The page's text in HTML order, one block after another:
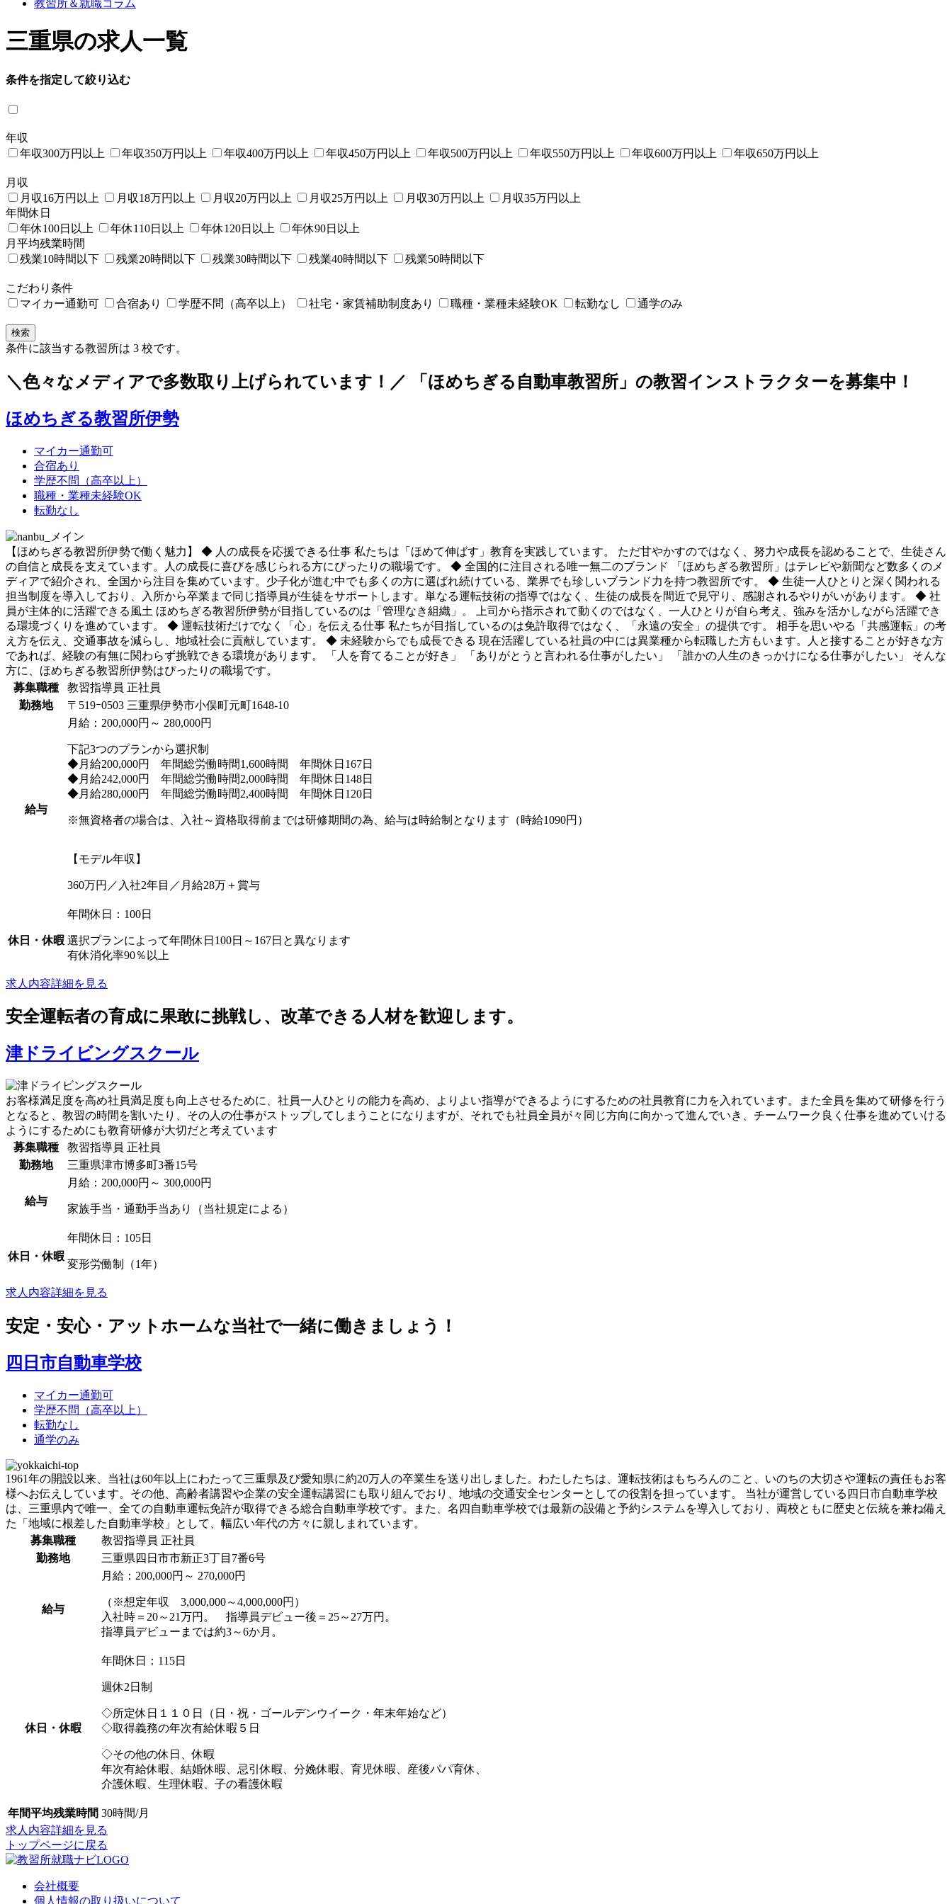
教習所＆就職コラム
三重県の求人一覧
条件を指定して絞り込む
年収
年収300万円以上
年収350万円以上 年収400万円以上 年収450万円以上 年収500万円以上 年収550万円以上 年収600万円以上 年収650万円以上
月収
月収16万円以上
月収18万円以上 月収20万円以上 月収25万円以上 月収30万円以上
月収35万円以上
年間休日
年休100日以上
年休110日以上 年休120日以上
年休90日以上
月平均残業時間
残業10時間以下
残業20時間以下 残業30時間以下 残業40時間以下 残業50時間以下
こだわり条件
マイカー通勤可
合宿あり 学歴不問（高卒以上） 社宅・家賃補助制度あり 職種・業種未経験OK 転勤なし 通学のみ
条件に該当する教習所は 3 校です。
＼色々なメディアで多数取り上げられています！／ 「ほめちぎる自動車教習所」の教習インストラクターを募集中！
ほめちぎる教習所伊勢
マイカー通勤可
合宿あり
学歴不問（高卒以上）
職種・業種未経験OK
転勤なし
【ほめちぎる教習所伊勢で働く魅力】 ◆ 人の成長を応援できる仕事 私たちは「ほめて伸ばす」教育を実践しています。 ただ甘やかすのではなく、努力や成長を認めることで、生徒さん
の自信と成長を支えています。人の成長に喜びを感じられる方にぴったりの職場です。 ◆ 全国的に注目される唯一無二のブランド 「ほめちぎる教習所」はテレビや新聞など数多くのメ
ディアで紹介され、全国から注目を集めています。少子化が進む中でも多くの方に選ばれ続けている、業界でも珍しいブランド力を持つ教習所です。 ◆ 生徒一人ひとりと深く関われる
担当制度を導入しており、入所から卒業まで同じ指導員が生徒をサポートします。単なる運転技術の指導ではなく、生徒の成長を間近で見守り、感謝されるやりがいがあります。 ◆ 社
員が主体的に活躍できる風土 ほめちぎる教習所伊勢が目指しているのは「管理なき組織」。 上司から指示されて動くのではなく、一人ひとりが自ら考え、強みを活かしながら活躍でき
る環境づくりを進めています。 ◆ 運転技術だけでなく「心」を伝える仕事 私たちが目指しているのは免許取得ではなく、「永遠の安全」の提供です。 相手を思いやる「共感運転」の考
え方を伝え、交通事故を減らし、地域社会に貢献しています。 ◆ 未経験からでも成長できる 現在活躍している社員の中には異業種から転職した方もいます。人と接することが好きな方
であれば、経験の有無に関わらず挑戦できる環境があります。 「人を育てることが好き」 「ありがとうと言われる仕事がしたい」 「誰かの人生のきっかけになる仕事がしたい」 そんな
方に、ほめちぎる教習所伊勢はぴったりの職場です。
募集職種
教習指導員 正社員
勤務地
〒519ｰ0503 三重県伊勢市小俣町元町1648-10
給与
月給：200,000円～ 280,000円
下記3つのプランから選択制
◆月給200,000円 年間総労働時間1,600時間 年間休日167日
◆月給242,000円 年間総労働時間2,000時間 年間休日148日
◆月給280,000円 年間総労働時間2,400時間 年間休日120日
※無資格者の場合は、入社～資格取得前までは研修期間の為、給与は時給制となります（時給1090円）
【モデル年収】
360万円／入社2年目／月給28万＋賞与
休日・休暇
年間休日：100日
選択プランによって年間休日100日～167日と異なります
有休消化率90％以上
求人内容詳細を見る
安全運転者の育成に果敢に挑戦し、改革できる人材を歓迎します。
津ドライビングスクール
お客様満足度を高め社員満足度も向上させるために、社員一人ひとりの能力を高め、よりよい指導ができるようにするための社員教育に力を入れています。また全員を集めて研修を行う
となると、教習の時間を割いたり、その人の仕事がストップしてしまうことになりますが、それでも社員全員が々同じ方向に向かって進んでいき、チームワーク良く仕事を進めていける
ようにするためにも教育研修が大切だと考えています
募集職種
教習指導員 正社員
勤務地
三重県津市博多町3番15号
給与
月給：200,000円～ 300,000円
家族手当・通勤手当あり（当社規定による）
休日・休暇
年間休日：105日
変形労働制（1年）
求人内容詳細を見る
安定・安心・アットホームな当社で一緒に働きましょう！
四日市自動車学校
マイカー通勤可
学歴不問（高卒以上）
転勤なし
通学のみ
1961年の開設以来、当社は60年以上にわたって三重県及び愛知県に約20万人の卒業生を送り出しました。わたしたちは、運転技術はもちろんのこと、いのちの大切さや運転の責任もお客
様へお伝えしています。その他、高齢者講習や企業の安全運転講習にも取り組んでおり、地域の交通安全センターとしての役割を担っています。 当社が運営している四日市自動車学校
は、三重県内で唯一、全ての自動車運転免許が取得できる総合自動車学校です。また、名四自動車学校では最新の設備と予約システムを導入しており、両校ともに歴史と伝統を兼ね備え
た「地域に根差した自動車学校」として、幅広い年代の方々に親しまれています。
募集職種
教習指導員 正社員
勤務地
三重県四日市市新正3丁目7番6号
給与
月給：200,000円～ 270,000円
（※想定年収 3,000,000～4,000,000円）
入社時＝20～21万円。 指導員デビュー後＝25～27万円。
指導員デビューまでは約3～6か月。
休日・休暇
年間休日：115日
週休2日制
◇所定休日１１０日（日・祝・ゴールデンウイーク・年末年始など）
◇取得義務の年次有給休暇５日
◇その他の休日、休暇
年次有給休暇、結婚休暇、忌引休暇、分娩休暇、育児休暇、産後パパ育休、
介護休暇、生理休暇、子の看護休暇
年間平均残業時間 30時間/月
求人内容詳細を見る
トップページに戻る
会社概要
個人情報の取り扱いについて